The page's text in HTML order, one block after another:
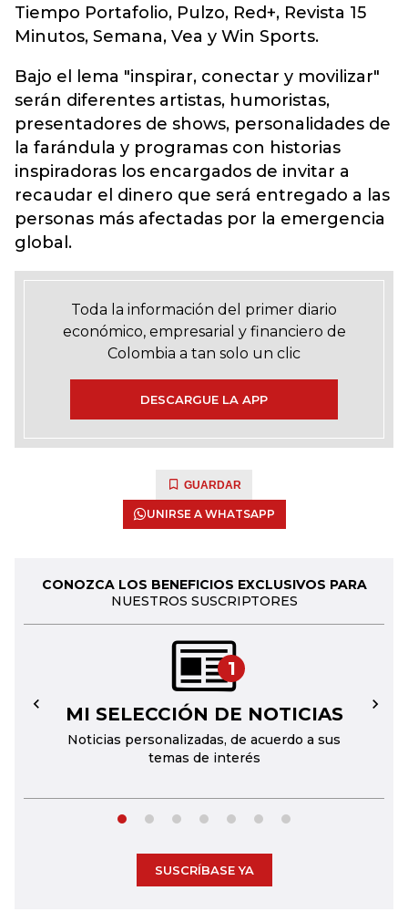
Tiempo Portafolio, Pulzo, Red+, Revista 15
Minutos, Semana, Vea y Win Sports.
Bajo el lema "inspirar, conectar y movilizar"
serán diferentes artistas, humoristas,
presentadores de shows, personalidades de
la farándula y programas con historias
inspiradoras los encargados de invitar a
recaudar el dinero que será entregado a las
personas más afectadas por la emergencia
global.
Toda la información del primer diario
económico, empresarial y financiero de
Colombia a tan solo un clic
DESCARGUE LA APP
GUARDAR
UNIRSE A WHATSAPP
CONOZCA LOS BENEFICIOS EXCLUSIVOS PARA
NUESTROS SUSCRIPTORES
1
MI SELECCIÓN DE NOTICIAS
Noticias personalizadas, de acuerdo a sus
temas de interés
← →
SUSCRÍBASE YA